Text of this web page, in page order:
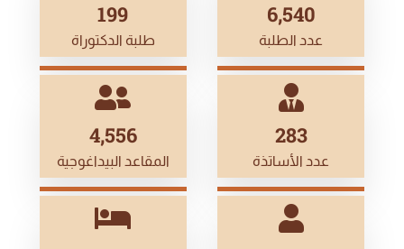
7,020
عدد الطلبة
199
طلبة الدكتوراة
311
عدد الأساتذة
5,000
المقاعد البيداغوجية